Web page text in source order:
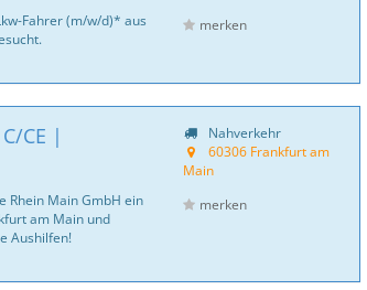
Fahrer (m/w/d)* aus
merken
CE |
Rhein Main GmbH ein
am Main und
Aushilfen!
Nahverkehr
60306 Frankfurt am
Main
merken